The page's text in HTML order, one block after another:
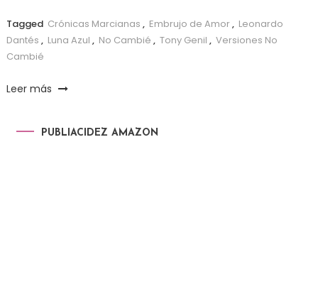
Tagged Crónicas Marcianas , Embrujo de Amor, Leonardo
Dantés , Luna Azul , No Cambié , Tony Genil , Versiones No
Cambié
Leer más
PUBLIACIDEZ AMAZON